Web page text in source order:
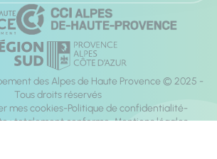
des Alpes de Haute Provence © 2025 -
Tous droits réservés
mes cookies Politique de confidentialité
: totalement conforme Mentions légales